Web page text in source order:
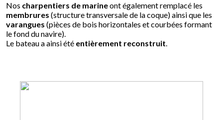
Nos charpentiers de marineont également remplacé les
membrures (structure transversale de la coque) ainsi que les
varangues (pièces de bois horizontales et courbées formant
le fond du navire).
Le bateau a ainsi été entièrement reconstruit.